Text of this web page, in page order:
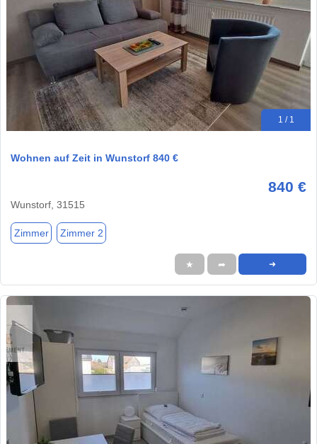
1 / 1
Wohnen auf Zeit in Wunstorf 840 €
840 €
Wunstorf, 31515
Zimmer Zimmer 2
★ ➦ ➜